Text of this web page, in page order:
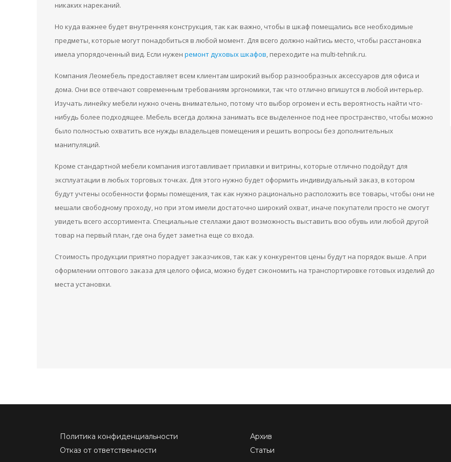
никаких нареканий.
Но куда важнее будет внутренняя конструкция, так как важно, чтобы в шкаф помещались все необходимые
предметы, которые могут понадобиться в любой момент. Для всего должно найтись место, чтобы расстановка
имела упорядоченный вид. Если нужен ремонт духовых шкафов, переходите на multi-tehnik.ru.
Компания Леомебель предоставляет всем клиентам широкий выбор разнообразных аксессуаров для офиса и
дома. Они все отвечают современным требованиям эргономики, так что отлично впишутся в любой интерьер.
Изучать линейку мебели нужно очень внимательно, потому что выбор огромен и есть вероятность найти что-
нибудь более подходящее. Мебель всегда должна занимать все выделенное под нее пространство, чтобы можно
было полностью охватить все нужды владельцев помещения и решить вопросы без дополнительных
манипуляций.
Кроме стандартной мебели компания изготавливает прилавки и витрины, которые отлично подойдут для
эксплуатации в любых торговых точках. Для этого нужно будет оформить индивидуальный заказ, в котором
будут учтены особенности формы помещения, так как нужно рационально расположить все товары, чтобы они не
мешали свободному проходу, но при этом имели достаточно широкий охват, иначе покупатели просто не смогут
увидеть всего ассортимента. Специальные стеллажи дают возможность выставить всю обувь или любой другой
товар на первый план, где она будет заметна еще со входа.
Стоимость продукции приятно порадует заказчиков, так как у конкурентов цены будут на порядок выше. А при
оформлении оптового заказа для целого офиса, можно будет сэкономить на транспортировке готовых изделий до
места установки.
Политика конфиденциальности
Отказ от ответственности
Архив
Статьи